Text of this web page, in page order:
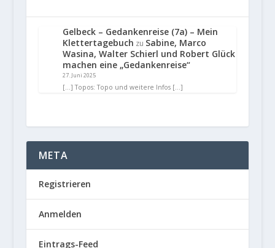
Gelbeck – Gedankenreise (7a) – Mein
Klettertagebuch zu Sabine, Marco
Wasina, Walter Schierl und Robert Glück
machen eine „Gedankenreise“
27. Juni 2025
[…] Topos: Topo und weitere Infos […]
META
Registrieren
Anmelden
Eintrags-Feed